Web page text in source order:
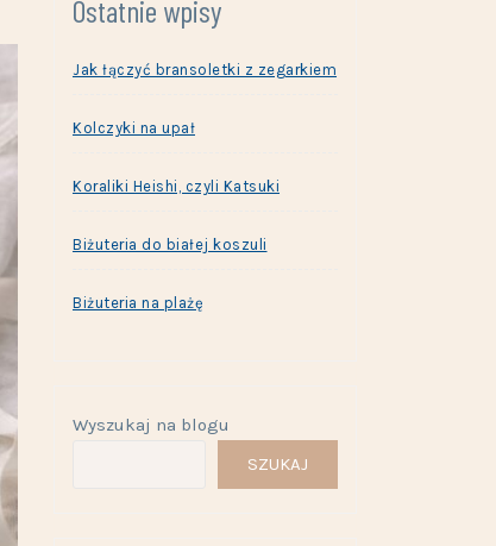
Ostatnie wpisy
Jak łączyć bransoletki z zegarkiem
Kolczyki na upał
Koraliki Heishi, czyli Katsuki
Biżuteria do białej koszuli
Biżuteria na plażę
Wyszukaj na blogu
SZUKAJ